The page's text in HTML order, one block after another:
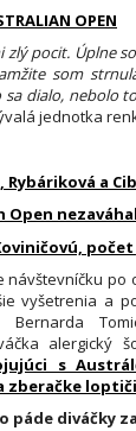
OPEN
zlý pocit. Úplne
som
dialo, nebolo
jednotka
Rybáriková a
Open
návštevníčku po
vyšetrenia a
Bernarda
alergický
s
zberačke
páde diváčky